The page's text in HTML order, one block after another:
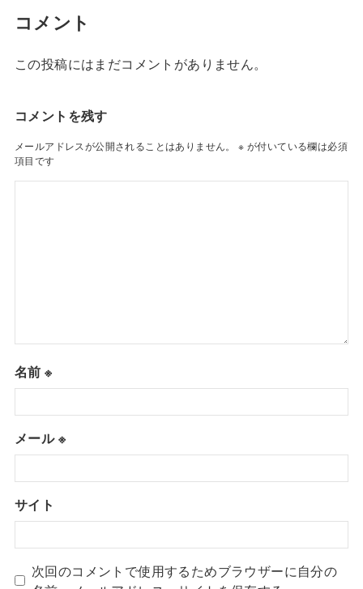
コメント
この投稿にはまだコメントがありません。
コメントを残す
メールアドレスが公開されることはありません。 ※ が付いている欄は必須
項目です
名前※
メール※
サイト
次回のコメントで使用するためブラウザーに自分の